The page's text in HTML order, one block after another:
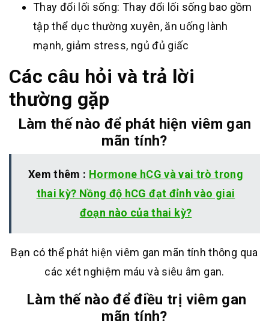
Thay đổi lối sống: Thay đổi lối sống bao gồm
tập thể dục thường xuyên, ăn uống lành
mạnh, giảm stress, ngủ đủ giấc
Các câu hỏi và trả lời
thường gặp
Làm thế nào để phát hiện viêm gan
mãn tính?
Xem thêm : Hormone hCG và vai trò trong
thai kỳ? Nồng độ hCG đạt đỉnh vào giai
đoạn nào của thai kỳ?
Bạn có thể phát hiện viêm gan mãn tính thông qua
các xét nghiệm máu và siêu âm gan.
Làm thế nào để điều trị viêm gan
mãn tính?